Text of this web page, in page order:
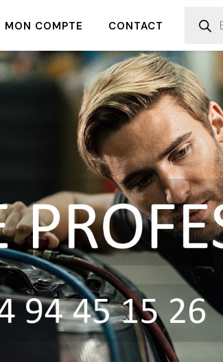
MON COMPTE CONTACT